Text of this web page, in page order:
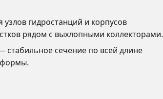
гидростанций и корпусов
рядом с выхлопными коллекторами.
стабильное сечение по всей длине
формы.